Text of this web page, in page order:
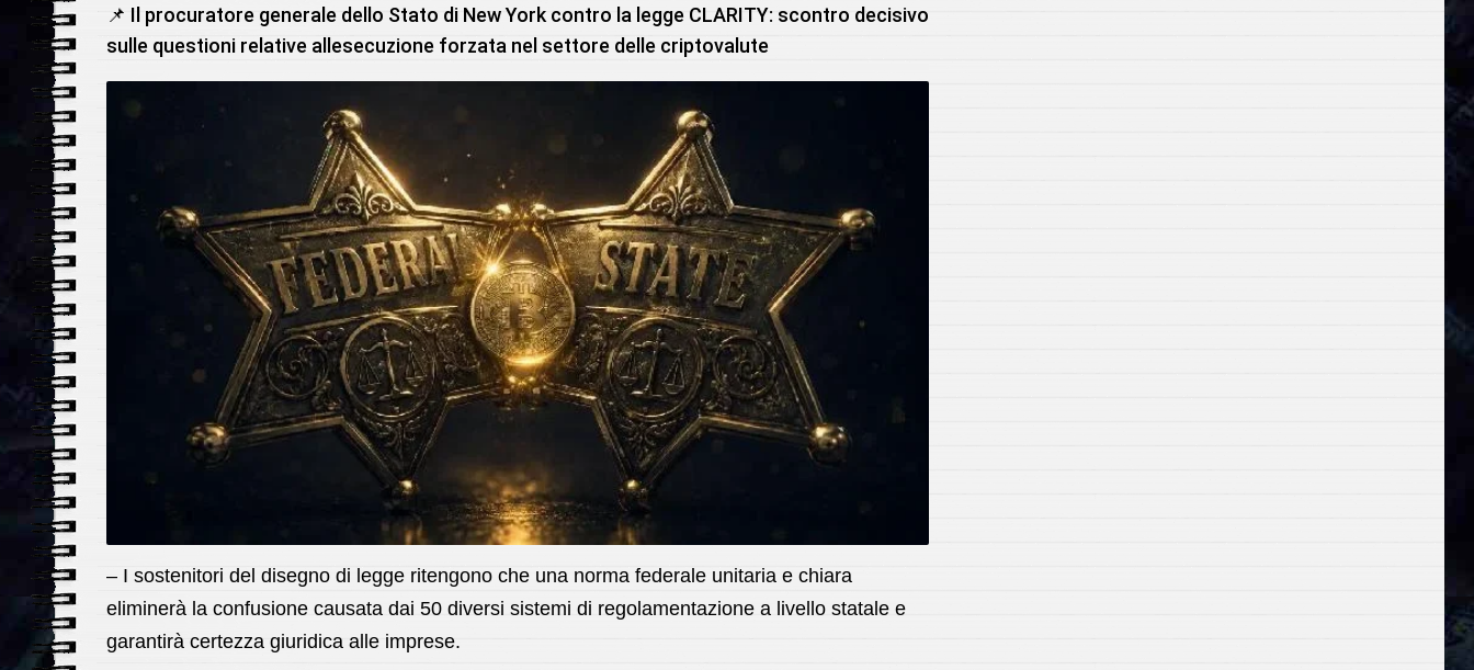
📌 Il procuratore generale dello Stato di New York contro la legge CLARITY: scontro decisivo
sulle questioni relative allesecuzione forzata nel settore delle criptovalute
– I sostenitori del disegno di legge ritengono che una norma federale unitaria e chiara
eliminerà la confusione causata dai 50 diversi sistemi di regolamentazione a livello statale e
garantirà certezza giuridica alle imprese.